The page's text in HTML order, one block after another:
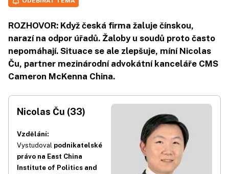
ROZHOVOR: Když česká firma žaluje čínskou,
narazí na odpor úřadů. Žaloby u soudů proto často
nepomáhají. Situace se ale zlepšuje, míní Nicolas
Ču, partner mezinárodní advokátní kanceláře CMS
Cameron McKenna China.
Nicolas Ču (33)
Vzdělání:
Vystudoval podnikatelské
právo na East China
Institute of Politics and